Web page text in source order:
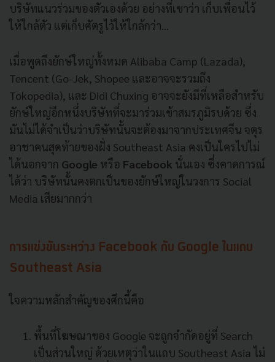
บริษัทแนวร่วมของตัวเองด้วย อย่างที่เขาว่า เก็บเพื่อนไว้
ให้ใกล้ตัว แต่เก็บศัตรูไว้ให้ใกล้กว่า…
เมื่อพูดถึงยักษ์ใหญ่ทั้งหมด Alibaba Camp (Lazada),
Tencent (Go-Jek, Shopee และอาจจะรวมถึง
Tokopedia), และ Didi Chuxing อาจจะยังมีที่เหลือสำหรับ
ยักษ์ใหญ่อีกหนึ่งบริษัทที่จะมาร่วมเข้าสมรภูมิรบด้วย ซึ่ง
มันไม่ได้จำเป็นว่าบริษัทนั้นจะต้องมาจากประเทศจีน จตุร
อาชาคนสุดท้ายของฝั่ง Southeast Asia คงเป็นใครไปไม่
ได้นอกจาก Google หรือ Facebook นั่นเอง ซึ่งคาดการณ์
ได้ว่า บริษัทนั้นคงตกเป็นของยักษ์ใหญ่ในวงการ Social
Media เสียมากกว่า
การแข่งขันระหว่าง Facebook กับ Google ในแถบ
Southeast Asia
ใจความหลักสำคัญของศึกนี้คือ
พื้นที่โฆษณาของ Google จะถูกจำกัดอยู่ที่ Search
เป็นส่วนใหญ่ ด้วยเหตุว่าในแถบ Southeast Asia ไม่